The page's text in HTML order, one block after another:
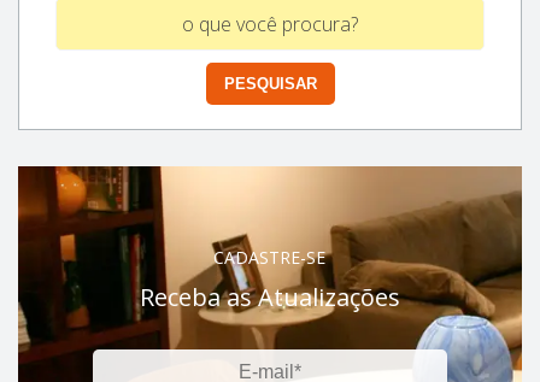
CADASTRE-SE
Receba as Atualizações